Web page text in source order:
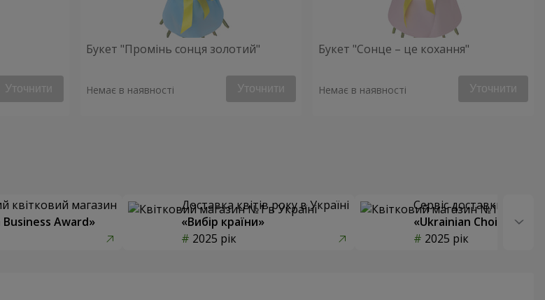
Уточнити
Букет "Промінь сонця золотий"
Немає в наявності Уточнити
Букет "Сонце – це кохання"
Немає в наявності Уточнити
квітковий магазин
Award»
Доставка квітів року в Україні
«Вибір країни»
2025 рік
Сервіс доставки квітів
«Ukrainian Choice»
2025 рік